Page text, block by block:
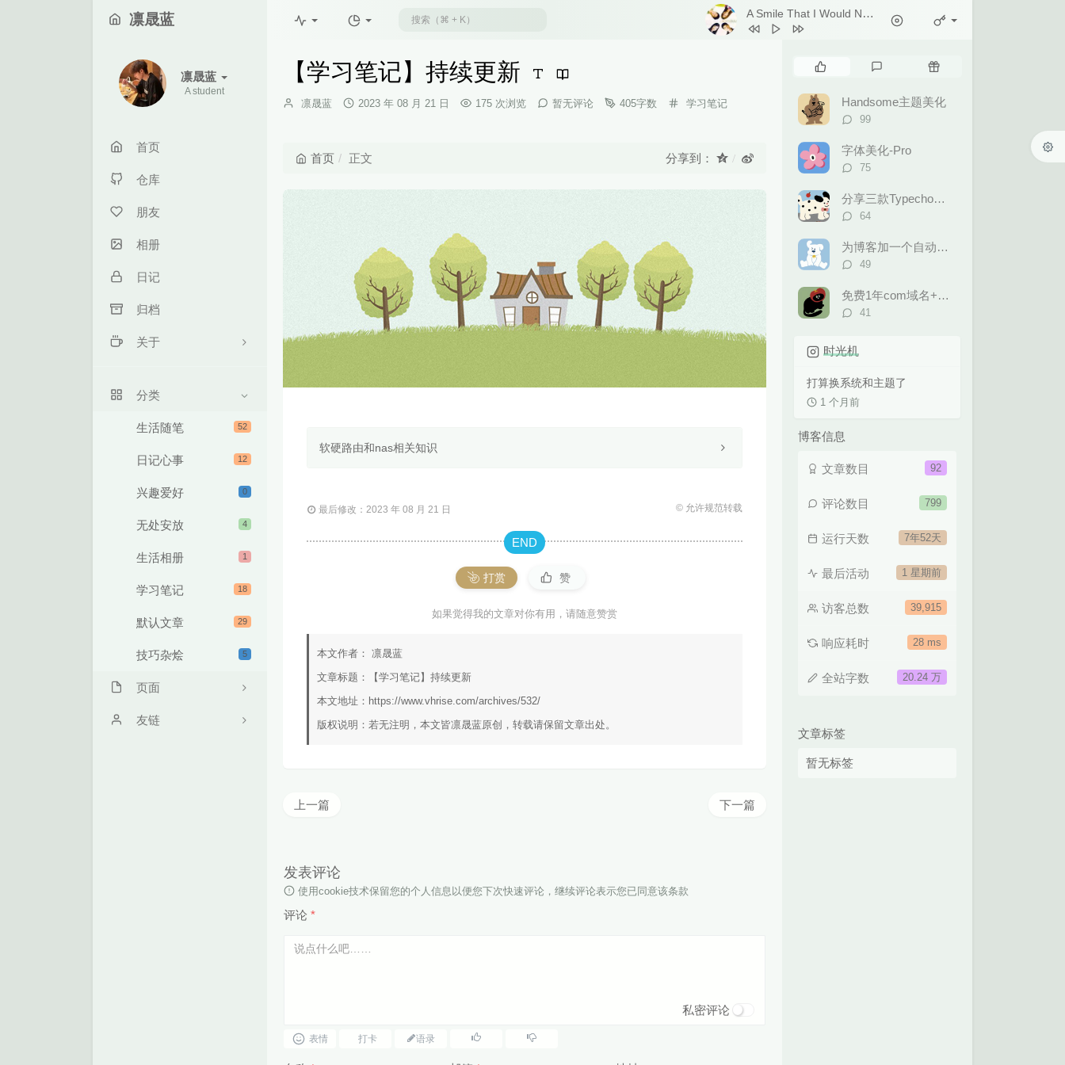
凛晟蓝 A Smile That I Would Never See Again
- Kitti Kuremanee
1
Ticket (Day Trip)
Kitti Kuremanee
4 Old Chinese Song Kitti Kuremanee
刘昊霖
6 我可以坐你旁边吗 厘小白
For You To Be Here Tom Rosenthal
叶蒨文
当初就不该学php
凛晟蓝
A student
首页
仓库
朋友
相册
日记
归档
关于
分类
52
生活随笔
12
日记心事
0
兴趣爱好
4
无处安放
1
生活相册
18
学习笔记
29
默认文章
5
技巧杂烩
页面
关于友链
【学习笔记】持续更新
博
凛晟蓝
发
2023 年 08 月 21 日 175 次浏览 暂无评论 405字数
分
学习笔记
首页 正文 分享到：
软硬路由和nas相关知识
最后修改：2023 年 08 月 21 日 © 允许规范转载
END
打赏 赞
如果觉得我的文章对你有用，请随意赞赏
本文作者： 凛晟蓝
文章标题：
【学习笔记】持续更新
本文地址： https://www.vhrise.com/archives/532/
版权说明：若无注明，本文皆凛晟蓝原创，转载请保留文章出处。
下一篇
上一篇
发表评论
使用cookie技术保留您的个人信息以便您下次快速评论，继续评论表示您已同意该条款
评论 *
表情 打卡 语录
私密评论
文
评
随
文
Handsome主题美化
评
数：
99
字体美化-Pro
评
数：
75
分享三款Typecho后台模板
评
数：
64
为博客加一个自动更新的60S早报
评
数：
49
免费1年com域名+永久免费的虚拟主机合集
评
41
时光机
打算换系统和主题了
1 个月前
博客信息
92
文章数目
799
评论数目
7年52天
运行天数
1 星期前
最后活动
39,915
访客总数
28 ms
响应耗时
20.24 万
全站字数
文章标签
暂无标签